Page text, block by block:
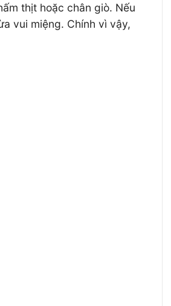
thịt hoặc chân giò. Nếu
vui miệng. Chính vì vậy,